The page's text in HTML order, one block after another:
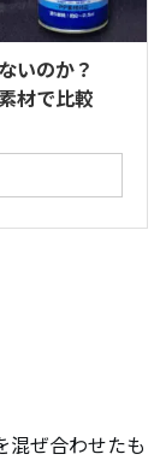
いのか？
材で比較
混ぜ合わせたも